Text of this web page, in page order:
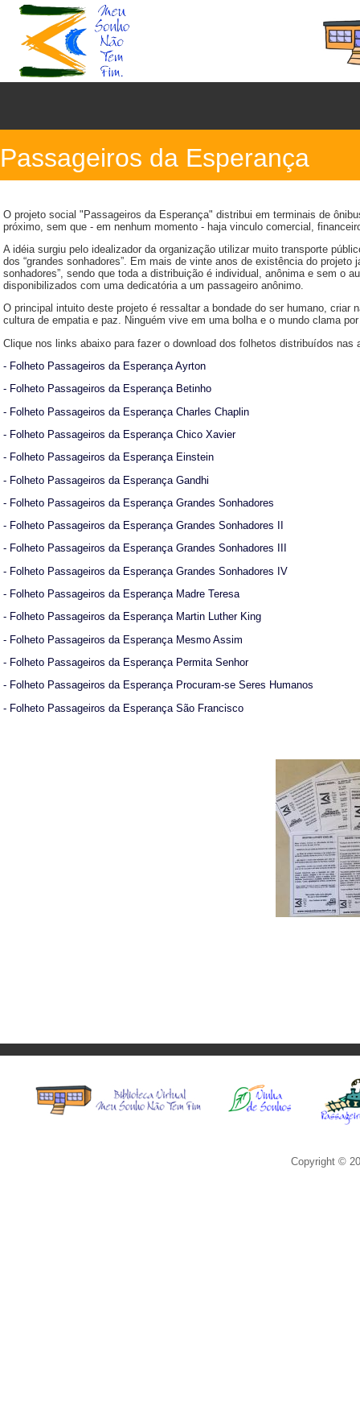
Passageiros da Esperança
O projeto social "Passageiros da Esperança" distribui em terminais de
próximo, sem que - em nenhum momento - haja vinculo comercial,
A idéia surgiu pelo idealizador da organização utilizar muito transporte
dos “grandes sonhadores”. Em mais de vinte anos de existência do
sonhadores”, sendo que toda a distribuição é individual, anônima e sem o
disponibilizados com uma dedicatória a um passageiro anônimo.
O principal intuito deste projeto é ressaltar a bondade do ser humano,
cultura de empatia e paz. Ninguém vive em uma bolha e o mundo clama
Clique nos links abaixo para fazer o download dos folhetos distribuídos
- Folheto Passageiros da Esperança Ayrton
- Folheto Passageiros da Esperança Betinho
- Folheto Passageiros da Esperança Charles Chaplin
- Folheto Passageiros da Esperança Chico Xavier
- Folheto Passageiros da Esperança Einstein
- Folheto Passageiros da Esperança Gandhi
- Folheto Passageiros da Esperança Grandes Sonhadores
- Folheto Passageiros da Esperança Grandes Sonhadores II
- Folheto Passageiros da Esperança Grandes Sonhadores III
- Folheto Passageiros da Esperança Grandes Sonhadores IV
- Folheto Passageiros da Esperança Madre Teresa
- Folheto Passageiros da Esperança Martin Luther King
- Folheto Passageiros da Esperança Mesmo Assim
- Folheto Passageiros da Esperança Permita Senhor
- Folheto Passageiros da Esperança Procuram-se Seres Humanos
- Folheto Passageiros da Esperança São Francisco
Copyright ©